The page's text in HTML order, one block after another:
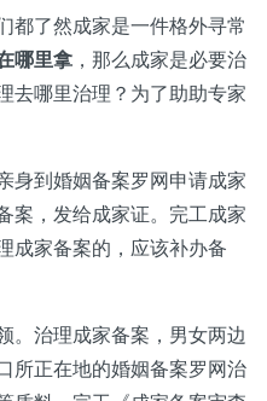
了然成家是一件格外寻常
哪里拿 ，那么成家是必要治
去哪里治理？为了助助专家
到婚姻备案罗网申请成家
案，发给成家证。完工成家
成家备案的，应该补办备
治理成家备案，男女两边
所正在地的婚姻备案罗网治